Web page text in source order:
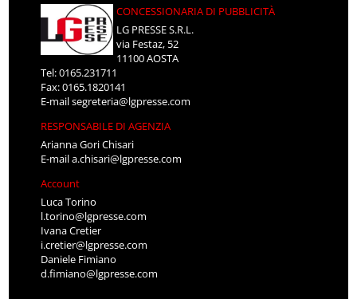
CONCESSIONARIA DI PUBBLICITÀ
LG PRESSE S.R.L.
via Festaz, 52
11100 AOSTA
Tel: 0165.231711
Fax: 0165.1820141
E-mailsegreteria@lgpresse.com
RESPONSABILE DI AGENZIA
Arianna Gori Chisari
E-maila.chisari@lgpresse.com
Account
Luca Torino
l.torino@lgpresse.com
Ivana Cretier
i.cretier@lgpresse.com
Daniele Fimiano
d.fimiano@lgpresse.com